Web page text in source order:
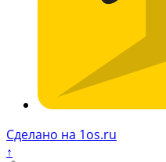
Сделано на 1os.ru
↑